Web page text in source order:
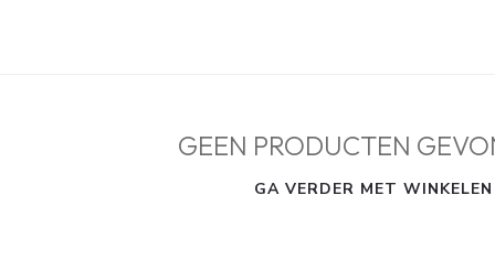
GEEN PRODUCTEN
GA VERDER MET WINKELEN